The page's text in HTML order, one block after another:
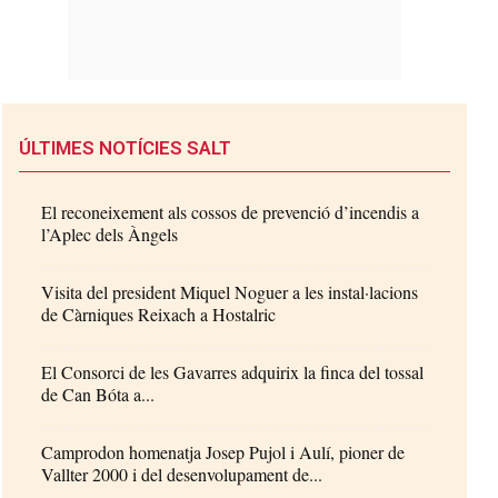
ÚLTIMES NOTÍCIES SALT
El reconeixement als cossos de prevenció d’incendis a
l’Aplec dels Àngels
Visita del president Miquel Noguer a les instal·lacions
de Càrniques Reixach a Hostalric
El Consorci de les Gavarres adquirix la finca del tossal
de Can Bóta a...
Camprodon homenatja Josep Pujol i Aulí, pioner de
Vallter 2000 i del desenvolupament de...